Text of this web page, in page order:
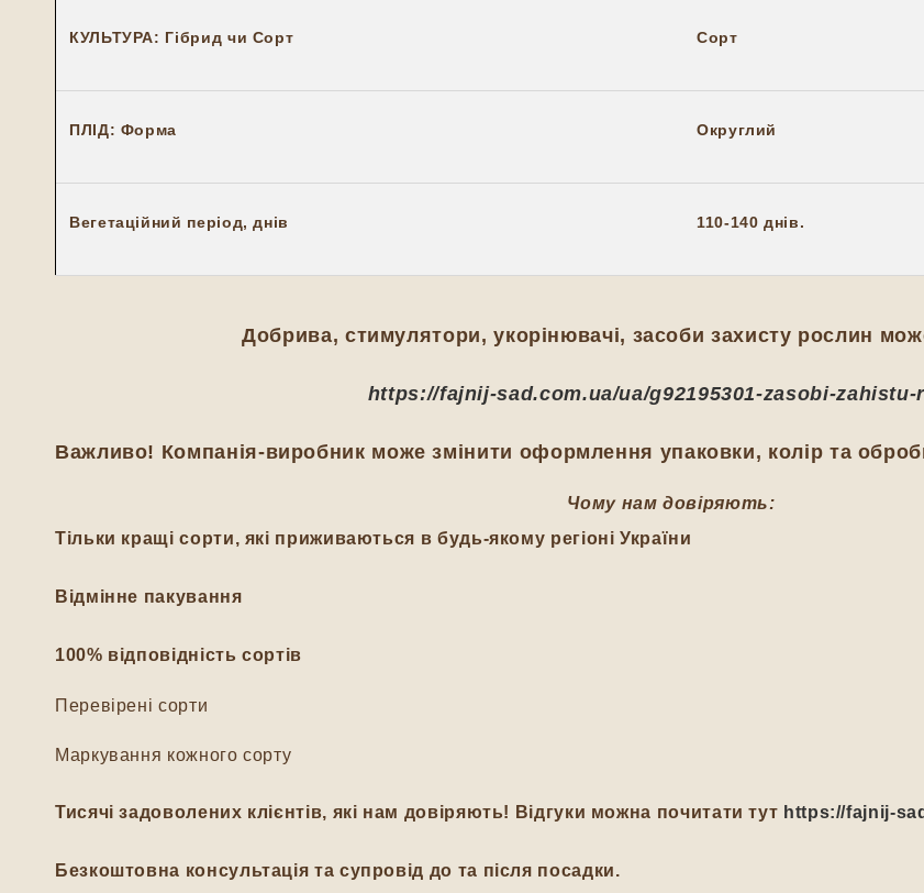
КУЛЬТУРА: Гібрид чи Сорт Сорт
ПЛІД: Форма Округлий
Вегетаційний період, днів 110-140 днів.
Добрива, стимулятори, укорінювачі, засоби захисту рослин
https://fajnij-sad.com.ua/ua/g92195301-zasobi-
Важливо! Компанія-виробник може змінити оформлення упаковки, колір та
Чому нам довіряють:
Тільки кращі сорти, які приживаються в будь-якому регіоні України
Відмінне пакування
100% відповідність сортів
Перевірені сорти
Маркування кожного сорту
Тисячі задоволених клієнтів, які нам довіряють! Відгуки можна почитати тут https://fajnij-
Безкоштовна консультація та супровід до та після посадки.